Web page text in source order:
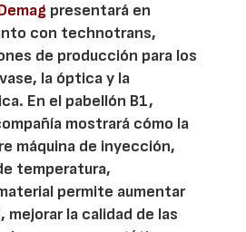
presentará en
con technotrans,
de producción para los
la óptica y la
En el pabellón B1,
mostrará cómo la
máquina de inyección,
temperatura,
permite aumentar
mejorar la calidad de las